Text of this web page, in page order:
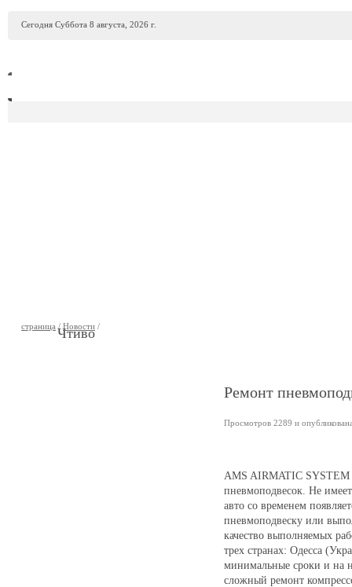
Сегодня Суббота 8 августа, 2026 г.
страница / Новости /
Чтиво
Ремонт
Просмотров 2289 и
AMS AIRMATIC SYSTEM
пневмоподвесок. Не
авто со временем
пневмоподвеску или
качество выполняемых
трех странах: Одесса
минимальные сроки и на
сложный ремонт